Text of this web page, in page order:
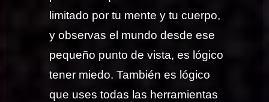
limitado por tu mente y tu cuerpo,
y observas el mundo desde ese
pequeño punto de vista, es lógico
tener miedo. También es lógico
que uses todas las herramientas